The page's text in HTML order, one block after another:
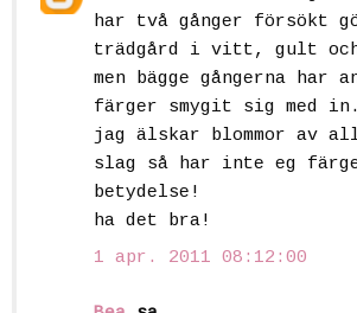
har två gånger försökt
trädgård i vitt, gult och
men bägge gångerna har
färger smygit sig med
jag älskar blommor av
slag så har inte eg
betydelse!
ha det bra!
1 apr. 2011 08:12:00